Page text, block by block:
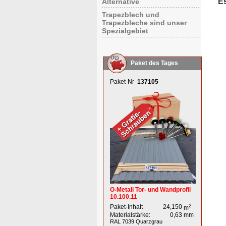
Trapezblech und
Trapezbleche sind unser
Spezialgebiet
Paket des Tages
Paket-Nr 137105
O-Metall Tor- und Wandprofil
10.100.11
Paket-Inhalt
24,150 m2
Materialstärke: 0,63 mm
RAL 7039 Quarzgrau